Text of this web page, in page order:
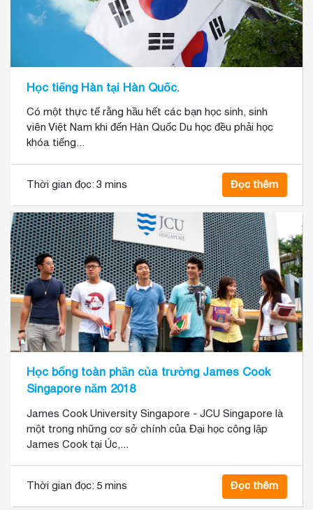
Học tiếng Hàn tại Hàn Quốc.
Có một thực tế rằng hầu hết các bạn học sinh, sinh
viên Việt Nam khi đến Hàn Quốc Du học đều phải học
khóa tiếng...
Thời gian đọc: 3 mins Đọc thêm
Học bổng toàn phần của trường James Cook
Singapore năm 2018
James Cook University Singapore - JCU Singapore là
một trong những cơ sở chính của Đại học công lập
James Cook tại Úc,...
Thời gian đọc: 5 mins Đọc thêm